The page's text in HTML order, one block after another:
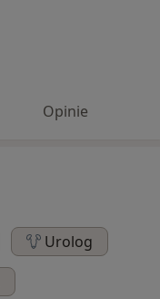
Opinie
Urolog